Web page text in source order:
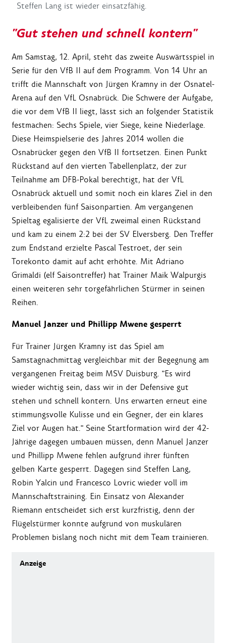
Steffen Lang ist wieder einsatzfähig.
"Gut stehen und schnell kontern"
Am Samstag, 12. April, steht das zweite Auswärtsspiel in
Serie für den VfB II auf dem Programm. Von 14 Uhr an
trifft die Mannschaft von Jürgen Kramny in der Osnatel-
Arena auf den VfL Osnabrück. Die Schwere der Aufgabe,
die vor dem VfB II liegt, lässt sich an folgender Statistik
festmachen: Sechs Spiele, vier Siege, keine Niederlage.
Diese Heimspielserie des Jahres 2014 wollen die
Osnabrücker gegen den VfB II fortsetzen. Einen Punkt
Rückstand auf den vierten Tabellenplatz, der zur
Teilnahme am DFB-Pokal berechtigt, hat der VfL
Osnabrück aktuell und somit noch ein klares Ziel in den
verbleibenden fünf Saisonpartien. Am vergangenen
Spieltag egalisierte der VfL zweimal einen Rückstand
und kam zu einem 2:2 bei der SV Elversberg. Den Treffer
zum Endstand erzielte Pascal Testroet, der sein
Torekonto damit auf acht erhöhte. Mit Adriano
Grimaldi (elf Saisontreffer) hat Trainer Maik Walpurgis
einen weiteren sehr torgefährlichen Stürmer in seinen
Reihen.
Manuel Janzer und Phillipp Mwene gesperrt
Für Trainer Jürgen Kramny ist das Spiel am
Samstagnachmittag vergleichbar mit der Begegnung am
vergangenen Freitag beim MSV Duisburg. "Es wird
wieder wichtig sein, dass wir in der Defensive gut
stehen und schnell kontern. Uns erwarten erneut eine
stimmungsvolle Kulisse und ein Gegner, der ein klares
Ziel vor Augen hat." Seine Startformation wird der 42-
Jährige dagegen umbauen müssen, denn Manuel Janzer
und Phillipp Mwene fehlen aufgrund ihrer fünften
gelben Karte gesperrt. Dagegen sind Steffen Lang,
Robin Yalcin und Francesco Lovric wieder voll im
Mannschaftstraining. Ein Einsatz von Alexander
Riemann entscheidet sich erst kurzfristig, denn der
Flügelstürmer konnte aufgrund von muskulären
Problemen bislang noch nicht mit dem Team trainieren.